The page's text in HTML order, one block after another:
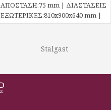
ΑΠΟΣΤΑΣΗ:75 mm | ΔΙΑΣΤΑΣΕΙΣ
ΕΞΩΤΕΡΙΚΕΣ:810x900x640 mm |
ΙΣΧΥΣ:7,8 kW / 400
Stalgast